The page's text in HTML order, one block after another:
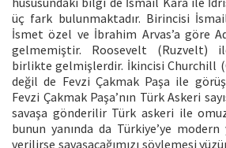
üç fark bulunmaktadır. Birincisi İsmail
İsmet özel ve İbrahim Arvas’a göre
gelmemiştir. Roosevelt (Ruzvelt)
birlikte gelmişlerdir. İkincisi Churchill
değil de Fevzi Çakmak Paşa ile
Fevzi Çakmak Paşa’nın Türk Askeri
savaşa gönderilir Türk askeri ile
bunun yanında da Türkiye’ye
verilirse savaşacağımızı söylemesi